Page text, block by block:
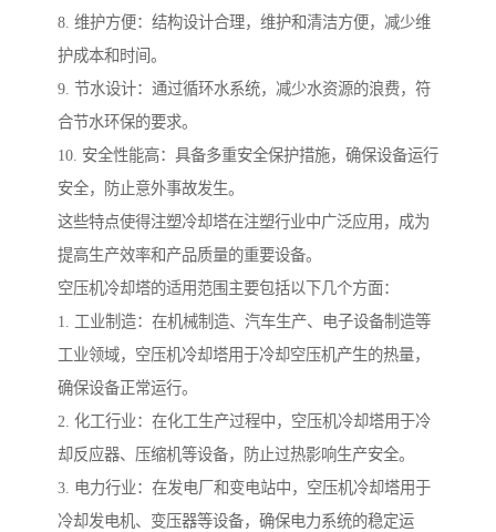
8. 维护方便：结构设计合理，维护和清洁方便，减少维
护成本和时间。
9. 节水设计：通过循环水系统，减少水资源的浪费，符
合节水环保的要求。
10. 安全性能高：具备多重安全保护措施，确保设备运行
安全，防止意外事故发生。
这些特点使得注塑冷却塔在注塑行业中广泛应用，成为
提高生产效率和产品质量的重要设备。
空压机冷却塔的适用范围主要包括以下几个方面：
1. 工业制造：在机械制造、汽车生产、电子设备制造等
工业领域，空压机冷却塔用于冷却空压机产生的热量，
确保设备正常运行。
2. 化工行业：在化工生产过程中，空压机冷却塔用于冷
却反应器、压缩机等设备，防止过热影响生产安全。
3. 电力行业：在发电厂和变电站中，空压机冷却塔用于
冷却发电机、变压器等设备，确保电力系统的稳定运